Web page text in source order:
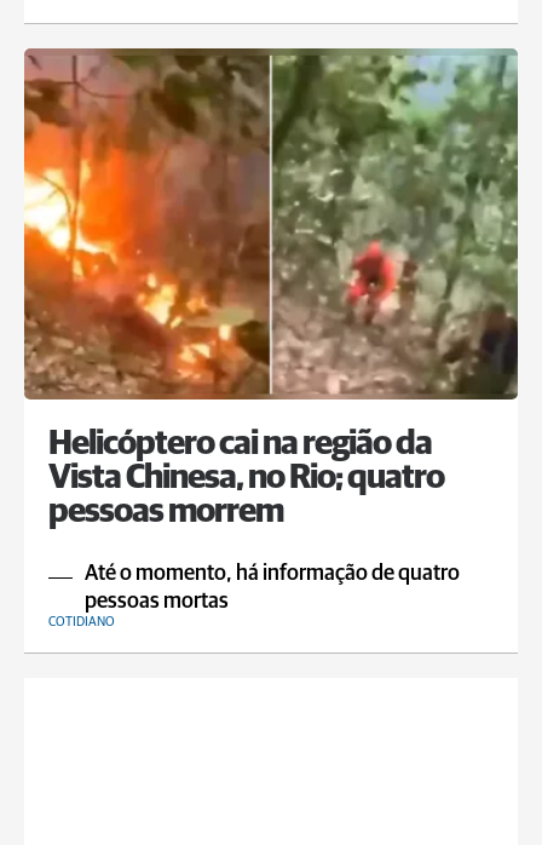
Helicóptero cai na região da
Vista Chinesa, no Rio; quatro
pessoas morrem
Até o momento, há informação de quatro
pessoas mortas
COTIDIANO